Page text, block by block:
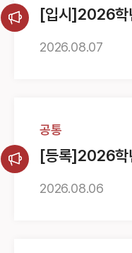
[입시]2026학
2026.08.07
공통
[등록]2026학
2026.08.06